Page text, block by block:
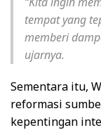
tempat yang
memberi
ujarnya.
Sementara itu,
reformasi
kepentingan